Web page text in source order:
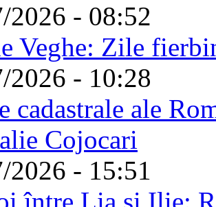
2026 - 08:52
Veghe: Zile
2026 - 10:28
cadastrale ale
Cojocari
2026 - 15:51
între Lia și Ilie: